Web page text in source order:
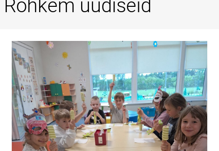
Rohkem uudiseid